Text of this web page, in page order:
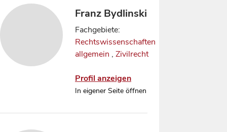
Franz Bydlinski
Fachgebiete:
Rechtswissenschaften
allgemein , Zivilrecht
Profil anzeigen
In eigener Seite öffnen